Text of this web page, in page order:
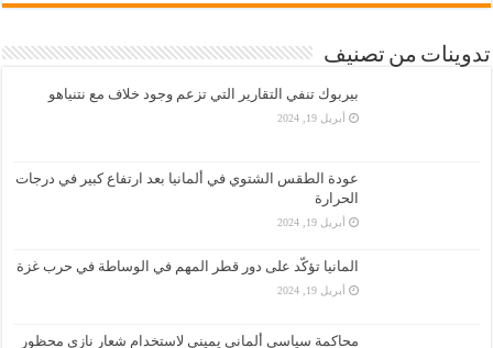
تدوينات من تصنيف
بيربوك تنفي التقارير التي تزعم وجود خلاف مع نتنياهو
أبريل 19, 2024
عودة الطقس الشتوي في ألمانيا بعد ارتفاع كبير في درجات
الحرارة
أبريل 19, 2024
المانيا تؤكّد على دور قطر المهم في الوساطة في حرب غزة
أبريل 19, 2024
محاكمة سياسي ألماني يميني لاستخدام شعار نازي محظور